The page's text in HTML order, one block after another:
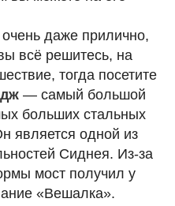
даже прилично,
всё решитесь, на
тогда посетите
— самый большой
больших стальных
является одной из
Сиднея. Из-за
мост получил у
«Вешалка».